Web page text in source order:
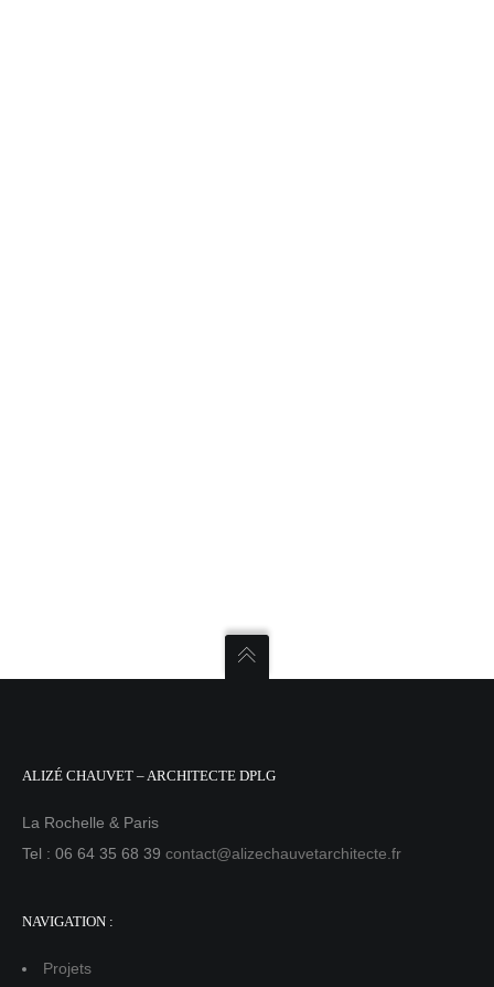
ALIZÉ CHAUVET – ARCHITECTE DPLG
La Rochelle & Paris
Tel : 06 64 35 68 39 contact@alizechauvetarchitecte.fr
NAVIGATION :
Projets